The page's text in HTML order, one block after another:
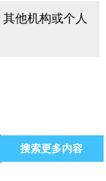
他机构或个人
搜索更多内容